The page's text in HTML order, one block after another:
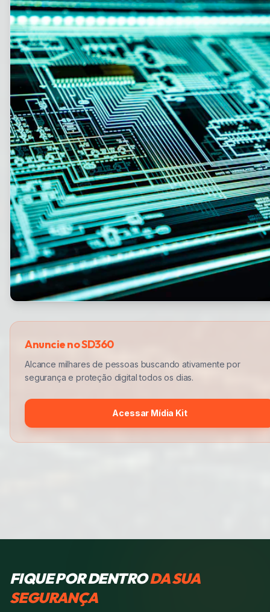
Anuncie no SD360
Alcance milhares de pessoas buscando ativamente por
segurança e proteção digital todos os dias.
Acessar Mídia Kit
FIQUE POR DENTRODA SUA
SEGURANÇA